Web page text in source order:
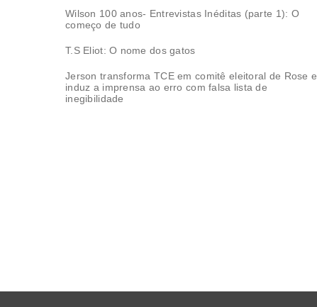
Wilson 100 anos- Entrevistas Inéditas (parte 1): O
começo de tudo
T.S Eliot: O nome dos gatos
Jerson transforma TCE em comitê eleitoral de Rose e
induz a imprensa ao erro com falsa lista de
inegibilidade